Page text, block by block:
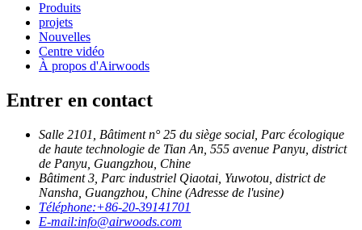
Produits
projets
Nouvelles
Centre vidéo
À propos d'Airwoods
Entrer en contact
Salle 2101, Bâtiment n° 25 du siège social, Parc écologique
de haute technologie de Tian An, 555 avenue Panyu, district
de Panyu, Guangzhou, Chine
Bâtiment 3, Parc industriel Qiaotai, Yuwotou, district de
Nansha, Guangzhou, Chine (Adresse de l'usine)
Téléphone:+86-20-39141701
E-mail:info@airwoods.com